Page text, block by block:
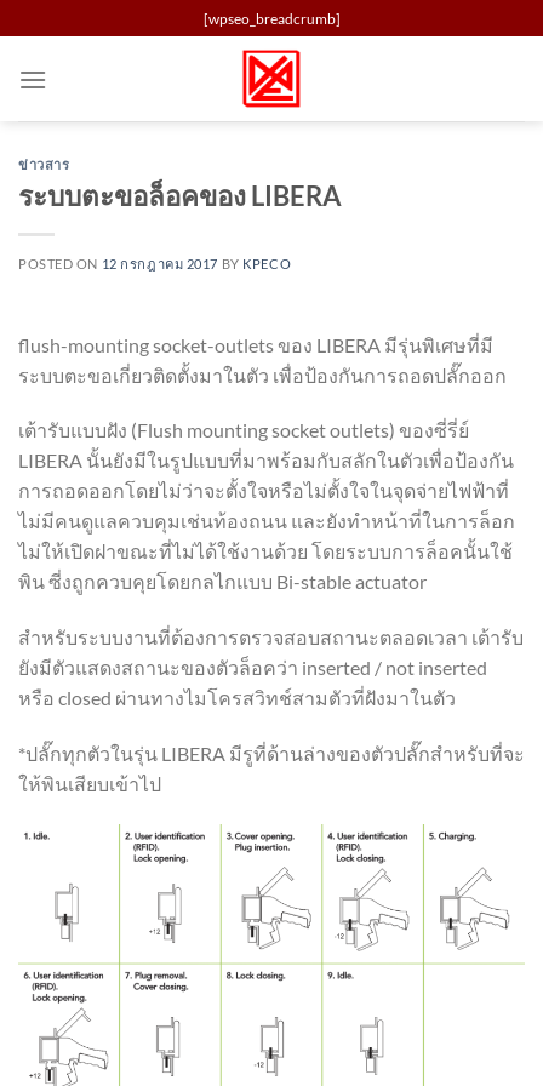
to
content
[wpseo_breadcrumb]
ข่าวสาร
ระบบตะขอล็อคของ LIBERA
POSTED ON 12 กรกฎาคม 2017 BY KPECO
flush-mounting socket-outlets ของ LIBERA มีรุ่นพิเศษที่มี
ระบบตะขอเกี่ยวติดตั้งมาในตัว เพื่อป้องกันการถอดปลั๊กออก
เต้ารับแบบฝัง (Flush mounting socket outlets) ของซี่รี่ย์
LIBERA นั้นยังมีในรูปแบบที่มาพร้อมกับสลักในตัวเพื่อป้องกัน
การถอดออกโดยไม่ว่าจะตั้งใจหรือไม่ตั้งใจในจุดจ่ายไฟฟ้าที่
ไม่มีคนดูแลควบคุมเช่นท้องถนน และยังทำหน้าที่ในการล็อก
ไม่ให้เปิดฝาขณะที่ไม่ได้ใช้งานด้วย โดยระบบการล็อคนั้นใช้
พิน ซี่งถูกควบคุยโดยกลไกแบบ Bi-stable actuator
สำหรับระบบงานที่ต้องการตรวจสอบสถานะตลอดเวลา เต้ารับ
ยังมีตัวแสดงสถานะของตัวล็อคว่า inserted / not inserted
หรือ closed ผ่านทางไมโครสวิทช์สามตัวที่ฝังมาในตัว
*ปลั๊กทุกตัวในรุ่น LIBERA มีรูที่ด้านล่างของตัวปลั๊กสำหรับที่จะ
ให้พินเสียบเข้าไป